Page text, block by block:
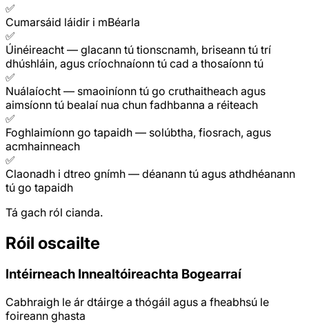
✅
Cumarsáid láidir i mBéarla
✅
Úinéireacht — glacann tú tionscnamh, briseann tú trí
dhúshláin, agus críochnaíonn tú cad a thosaíonn tú
✅
Nuálaíocht — smaoiníonn tú go cruthaitheach agus
aimsíonn tú bealaí nua chun fadhbanna a réiteach
✅
Foghlaimíonn go tapaidh — solúbtha, fiosrach, agus
acmhainneach
✅
Claonadh i dtreo gnímh — déanann tú agus athdhéanann
tú go tapaidh
Tá gach ról cianda.
Róil oscailte
Intéirneach Innealtóireachta Bogearraí
Cabhraigh le ár dtáirge a thógáil agus a fheabhsú le
foireann ghasta